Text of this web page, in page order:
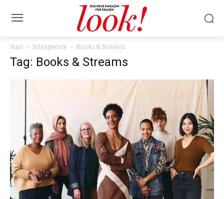
Start Schlagworte Books & Streams
Tag: Books & Streams